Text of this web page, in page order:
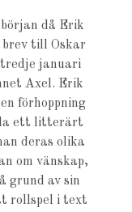
då Erik
brev till Oskar
januari
Axel. Erik
förhoppning
ett litterärt
deras olika
om vänskap,
grund av sin
rollspel i text